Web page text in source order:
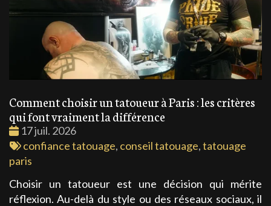
Comment choisir un tatoueur à Paris : les critères
qui font vraiment la différence
Date
:
17 juil. 2026
Tags
:
confiance tatouage, conseil tatouage,tatouage
paris
Choisir un tatoueur est une décision qui mérite
réflexion. Au-delà du style ou des réseaux sociaux, il